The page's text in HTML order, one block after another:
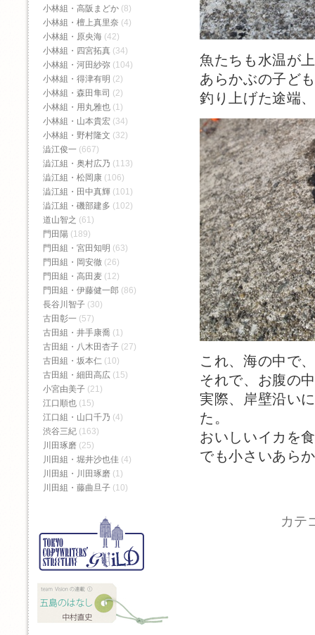
魚たちも水温が
あらかぶの子ど
釣り上げた途端
これ、海の中で
それで、お腹の
実際、岸壁沿い
た。
おいしいイカを
でも小さいあら
カテ
小林組・高阪まどか (8)
小林組・檀上真里奈 (4)
小林組・原央海 (42)
小林組・四宮拓真 (34)
小林組・河田紗弥 (104)
小林組・得津有明 (2)
小林組・森田隼司 (2)
小林組・用丸雅也 (1)
小林組・山本貴宏 (34)
小林組・野村隆文 (32)
澁江俊一 (667)
澁江組・奥村広乃 (113)
澁江組・松岡康 (106)
澁江組・田中真輝 (101)
澁江組・磯部建多 (102)
道山智之 (61)
門田陽 (189)
門田組・宮田知明 (63)
門田組・岡安徹 (26)
門田組・高田麦 (12)
門田組・伊藤健一郎 (86)
長谷川智子 (30)
古田彰一 (57)
古田組・井手康喬 (1)
古田組・八木田杏子 (27)
古田組・坂本仁 (10)
古田組・細田高広 (15)
小宮由美子 (21)
江口順也 (15)
江口組・山口千乃 (4)
渋谷三紀 (163)
川田琢磨 (25)
川田組・堀井沙也佳 (4)
川田組・川田琢磨 (1)
川田組・藤曲旦子 (10)